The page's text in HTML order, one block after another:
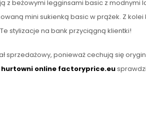
z beżowymi legginsami basic z
mini sukienką basic w prążek. Z
stylizacje na bank przyciągną klientki!
ponieważ cechują się
hurtowni online factoryprice.eu